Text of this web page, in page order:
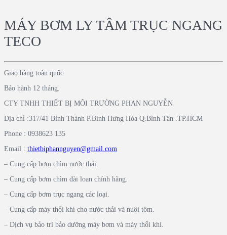
MÁY BƠM LY TÂM TRỤC NGANG
TECO
Giao hàng toàn quốc.
Bảo hành 12 tháng.
CTY TNHH THIẾT BỊ MÔI TRƯỜNG PHAN NGUYỄN
Địa chỉ :317/41 Bình Thành P.Bình Hưng Hòa Q.Bình Tân .TP.HCM
Phone : 0938623 135
Email : thietbiphannguyen@gmail.com
– Cung cấp bơm chìm nước thải.
– Cung cấp bơm chìm đài loan chính hãng.
– Cung cấp bơm trục ngang các loại.
– Cung cấp máy thổi khí cho nước thải và nuôi tôm.
– Dịch vụ bảo trì bảo dưỡng máy bơm và máy thổi khí.